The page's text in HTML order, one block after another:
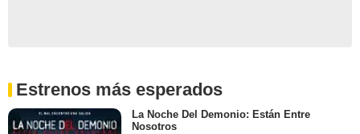
Estrenos más esperados
La Noche Del Demonio: Están Entre
Nosotros